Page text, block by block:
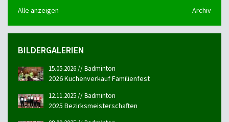
Alle anzeigen Archiv
BILDERGALERIEN
15.05.2026 // Badminton
2026 Kuchenverkauf Familienfest
12.11.2025 // Badminton
2025 Bezirksmeisterschaften